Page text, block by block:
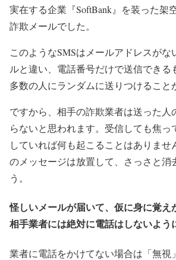
実在する企業『SoftBank』を装った架
詐欺メールでした。
このようなSMSはメールアドレスがな
ルと違い、電話番号だけで送信できる
多数の人にランダムに送りつけること
ですから、相手の詐欺業者は送った人
らないと思われます。受信しても焦っ
していれば何も起こることはありませ
のメッセージは放置して、さっさと消
う。
怪しいメールが届いて、仮に身に覚え
相手業者には絶対に電話はしないよう
業者に電話をかけてない場合は「無視